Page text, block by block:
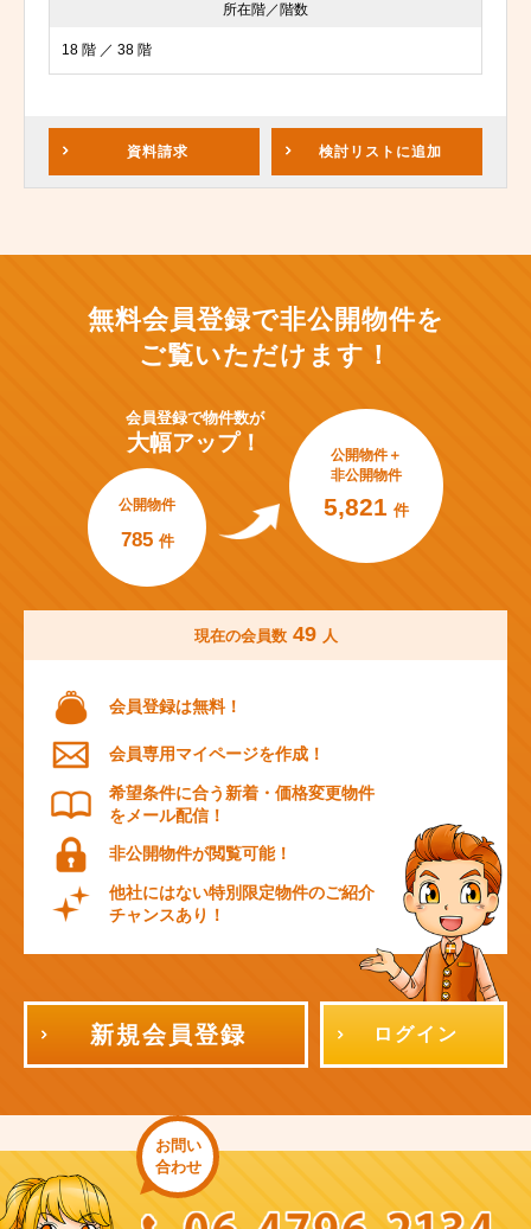
所在階／階数
18 階 ／ 38 階
資料請求 検討リスト に追加
無料会員登録で非公開物件を
ご覧いただけます！
会員登録で物件数が
大幅アップ！
公開物件
785 件
公開物件＋
非公開物件
5,821 件
現在の会員数 49 人
会員登録は無料！
会員専用マイページを作成！
希望条件に合う新着・価格変更物件
をメール配信！
非公開物件が閲覧可能！
他社にはない特別限定物件のご紹介
チャンスあり！
新規会員登録 ログイン
お問い
合わせ